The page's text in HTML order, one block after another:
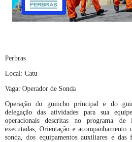
Perbras
Local: Catu
Vaga: Operador de Sonda
Operação do guincho principal e do
delegação das atividades para sua
operacionais descritas no programa de
executadas; Orientação e
sonda, dos equipamentos auxiliares e das